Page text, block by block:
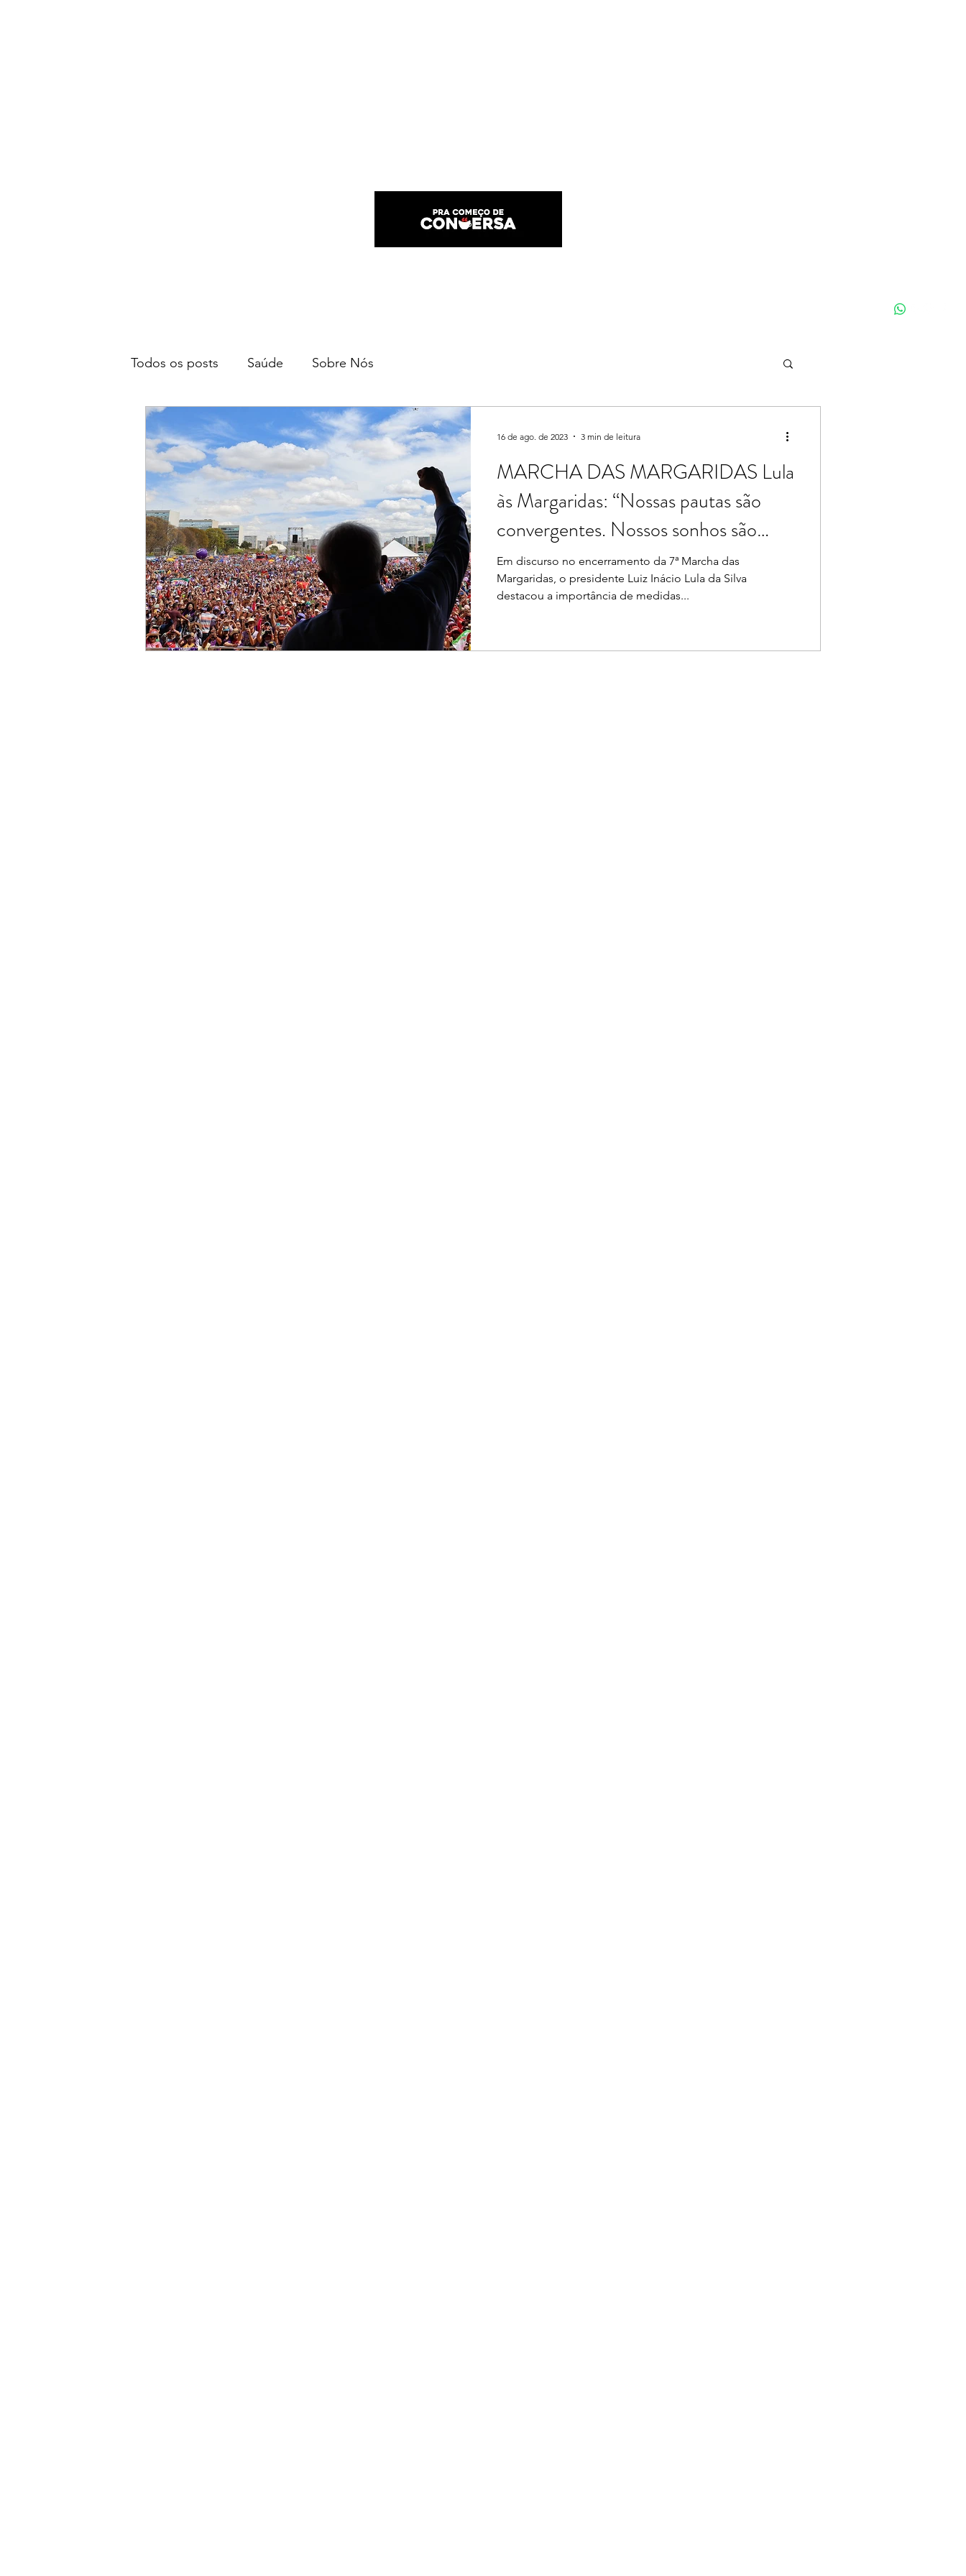
Todos os posts Saúde Sobre Nós
MARCHA DAS MARGARIDAS Lula
às Margaridas: “Nossas pautas são
convergentes. Nossos sonhos são
iguais
Em discurso no encerramento da 7ª Marcha das
Margaridas, o presidente Luiz Inácio Lula da Silva
destacou a importância de medidas...
16 de ago. de 2023 3 min de leitura